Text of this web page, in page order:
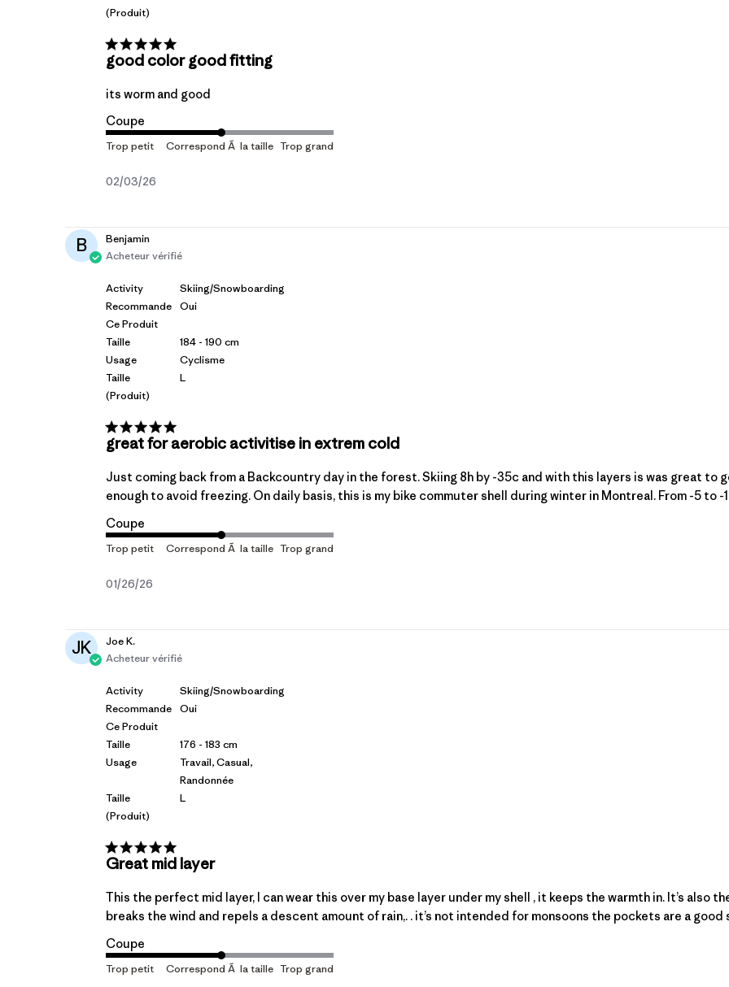
(produit)
good color good fitting
its worm and good
Coupe
02/03/26
B
Benjamin
Acheteur vérifié
Activity
Recommande
Ce Produit
Taille
Usage
Taille
(produit)
Skiing/Snowboarding
Oui
184 - 190 cm
Cyclisme
L
great for aerobic activitise in extrem cold
Just coming back from a Backcountry day in the forest. Skiing 8h by -35c and with this layers is was great
enough to avoid freezing. On daily basis, this is my bike commuter shell during winter in Montreal. From -5 to
Coupe
01/26/26
JK
Joe K.
Acheteur vérifié
Activity
Recommande
Ce Produit
Taille
Usage
Taille
(produit)
Skiing/Snowboarding
Oui
176 - 183 cm
Travail, Casual,
Randonnée
L
Great mid layer
This the perfect mid layer, I can wear this over my base layer under my shell , it keeps the warmth in. It’s also
breaks the wind and repels a descent amount of rain,. . it’s not intended for monsoons the pockets are a good
Coupe